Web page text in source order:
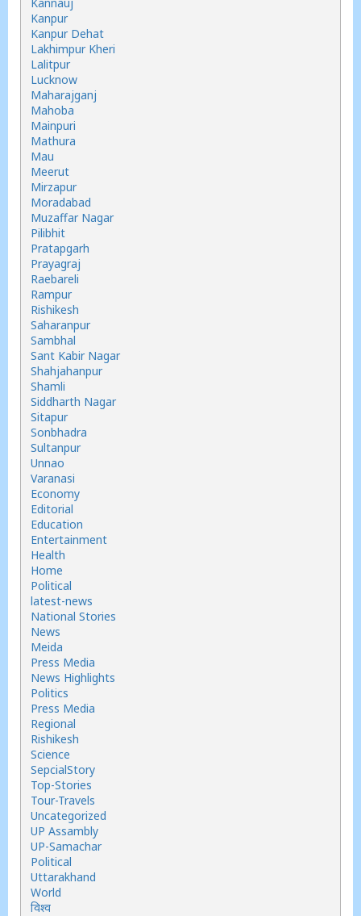
Kanpur
Kanpur Dehat
Lakhimpur Kheri
Lalitpur
Lucknow
Maharajganj
Mahoba
Mainpuri
Mathura
Mau
Meerut
Mirzapur
Moradabad
Muzaffar Nagar
Pilibhit
Pratapgarh
Prayagraj
Raebareli
Rampur
Rishikesh
Saharanpur
Sambhal
Sant Kabir Nagar
Shahjahanpur
Shamli
Siddharth Nagar
Sitapur
Sonbhadra
Sultanpur
Unnao
Varanasi
Economy
Editorial
Education
Entertainment
Health
Home
Political
latest-news
National Stories
News
Meida
Press Media
News Highlights
Politics
Press Media
Regional
Rishikesh
Science
SepcialStory
Top-Stories
Tour-Travels
Uncategorized
UP Assambly
UP-Samachar
Political
Uttarakhand
World
विश्व